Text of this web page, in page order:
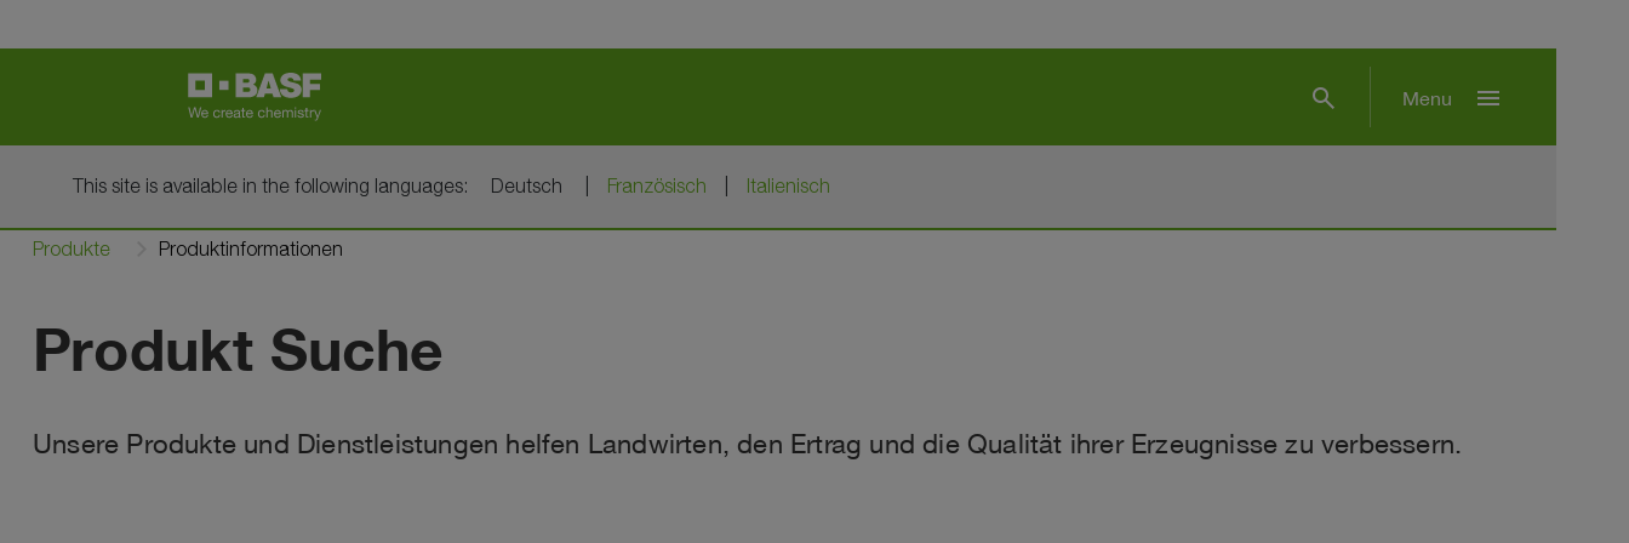
search Menu menu
This site is available in the following languages: Deutsch Französisch Italienisch
Produkte Produktinformationen
Produkt Suche
Unsere Produkte und Dienstleistungen helfen Landwirten, den Ertrag und die Qualität ihrer Erzeugnisse zu verbessern.